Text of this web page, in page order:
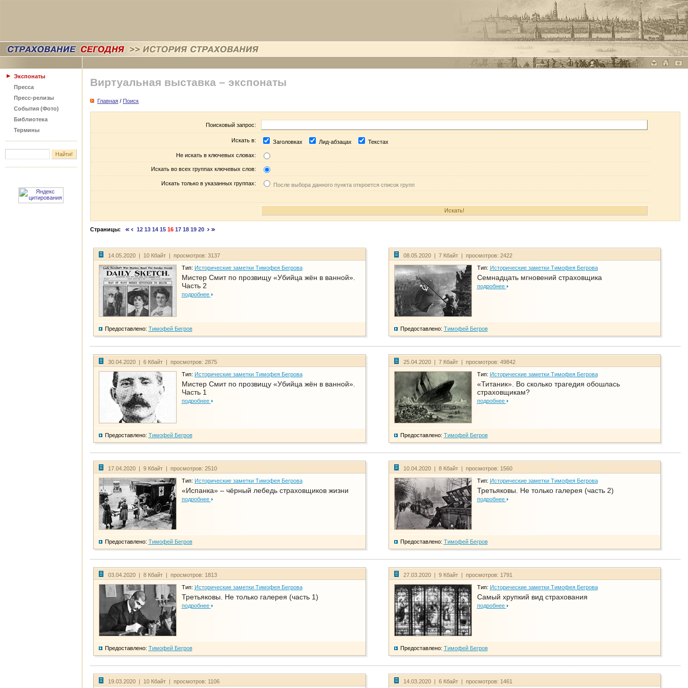
Экспонаты
Пресса
Пресс-релизы
События (Фото)
Библиотека
Термины
Виртуальная выставка – экспонаты
Главная / Поиск
Поисковый запрос:
Искать в: Заголовках Лид-абзацах Текстах
Не искать в ключевых словах:
Искать во всех группах ключевых слов:
Искать только в указанных группах: После выбора данного пункта откроется список групп
Страницы: 12 13 14 15 16 17 18 19 20
14.05.2020 | 10 Кбайт | просмотров: 3137
Тип: Исторические заметки Тимофея Бегрова
Мистер Смит по прозвищу «Убийца жён в ванной».
Часть 2
подробнее
Предоставлено: Тимофей Бегров
08.05.2020 | 7 Кбайт | просмотров: 2422
Тип: Исторические заметки Тимофея Бегрова
Семнадцать мгновений страховщика
подробнее
Предоставлено: Тимофей Бегров
30.04.2020 | 6 Кбайт | просмотров: 2875
Тип: Исторические заметки Тимофея Бегрова
Мистер Смит по прозвищу «Убийца жён в ванной».
Часть 1
подробнее
Предоставлено: Тимофей Бегров
25.04.2020 | 7 Кбайт | просмотров: 49842
Тип: Исторические заметки Тимофея Бегрова
«Титаник». Во сколько трагедия обошлась
страховщикам?
подробнее
Предоставлено: Тимофей Бегров
17.04.2020 | 9 Кбайт | просмотров: 2510
Тип: Исторические заметки Тимофея Бегрова
«Испанка» – чёрный лебедь страховщиков жизни
подробнее
Предоставлено: Тимофей Бегров
10.04.2020 | 8 Кбайт | просмотров: 1560
Тип: Исторические заметки Тимофея Бегрова
Третьяковы. Не только галерея (часть 2)
подробнее
Предоставлено: Тимофей Бегров
03.04.2020 | 8 Кбайт | просмотров: 1813
Тип: Исторические заметки Тимофея Бегрова
Третьяковы. Не только галерея (часть 1)
подробнее
Предоставлено: Тимофей Бегров
27.03.2020 | 9 Кбайт | просмотров: 1791
Тип: Исторические заметки Тимофея Бегрова
Самый хрупкий вид страхования
подробнее
Предоставлено: Тимофей Бегров
19.03.2020 | 10 Кбайт | просмотров: 1106 14.03.2020 | 6 Кбайт | просмотров: 1461